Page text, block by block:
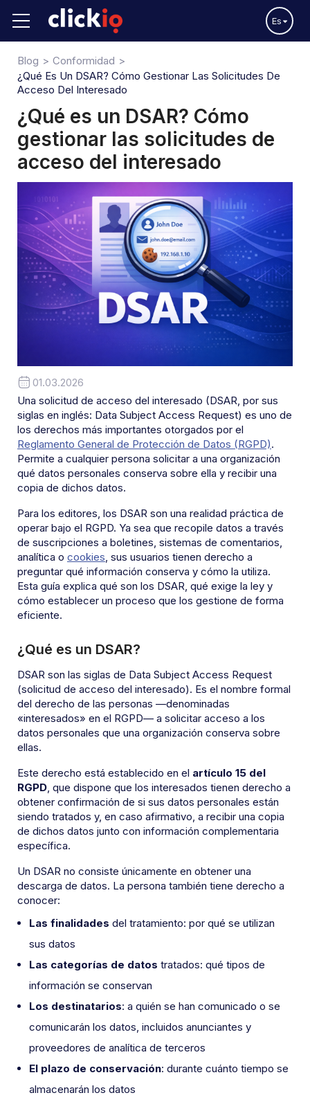
Es
Blog
Conformidad
¿Qué Es Un DSAR? Cómo Gestionar Las Solicitudes De
Acceso Del Interesado
¿Qué es un DSAR? Cómo
gestionar las solicitudes de
acceso del interesado
01.03.2026
Una solicitud de acceso del interesado (DSAR, por sus
siglas en inglés: Data Subject Access Request) es uno de
los derechos más importantes otorgados por el
Reglamento General de Protección de Datos (RGPD).
Permite a cualquier persona solicitar a una organización
qué datos personales conserva sobre ella y recibir una
copia de dichos datos.
Para los editores, los DSAR son una realidad práctica de
operar bajo el RGPD. Ya sea que recopile datos a través
de suscripciones a boletines, sistemas de comentarios,
analítica o cookies , sus usuarios tienen derecho a
preguntar qué información conserva y cómo la utiliza.
Esta guía explica qué son los DSAR, qué exige la ley y
cómo establecer un proceso que los gestione de forma
eficiente.
¿Qué es un DSAR?
DSAR son las siglas de Data Subject Access Request
(solicitud de acceso del interesado). Es el nombre formal
del derecho de las personas —denominadas
«interesados» en el RGPD— a solicitar acceso a los
datos personales que una organización conserva sobre
ellas.
Este derecho está establecido en el artículo 15 del
RGPD , que dispone que los interesados tienen derecho a
obtener confirmación de si sus datos personales están
siendo tratados y, en caso afirmativo, a recibir una copia
de dichos datos junto con información complementaria
específica.
Un DSAR no consiste únicamente en obtener una
descarga de datos. La persona también tiene derecho a
conocer:
Las finalidades del tratamiento: por qué se utilizan
sus datos
Las categorías de datos tratados: qué tipos de
información se conservan
Los destinatarios: a quién se han comunicado o se
comunicarán los datos, incluidos anunciantes y
proveedores de analítica de terceros
El plazo de conservación: durante cuánto tiempo se
almacenarán los datos